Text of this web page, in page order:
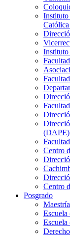
(DAPE)
Centro
Centro
Posgrado
Escuela